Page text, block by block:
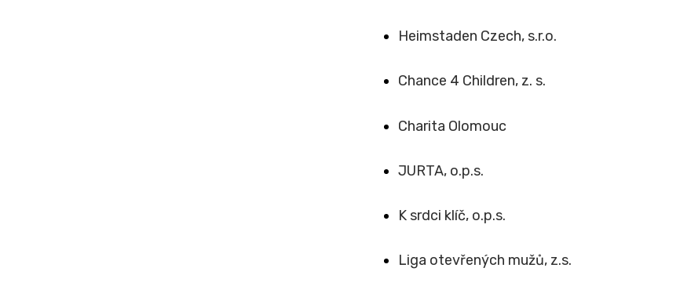
Heimstaden Czech, s.r.o.
Chance 4 Children, z. s.
Charita Olomouc
JURTA, o.p.s.
K srdci klíč, o.p.s.
Liga otevřených mužů, z.s.